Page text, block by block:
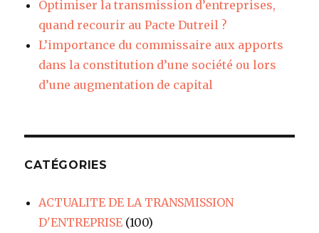
Optimiser la transmission d’entreprises,
quand recourir au Pacte Dutreil ?
L’importance du commissaire aux apports
dans la constitution d’une société ou lors
d’une augmentation de capital
CATÉGORIES
ACTUALITE DE LA TRANSMISSION
D'ENTREPRISE (100)